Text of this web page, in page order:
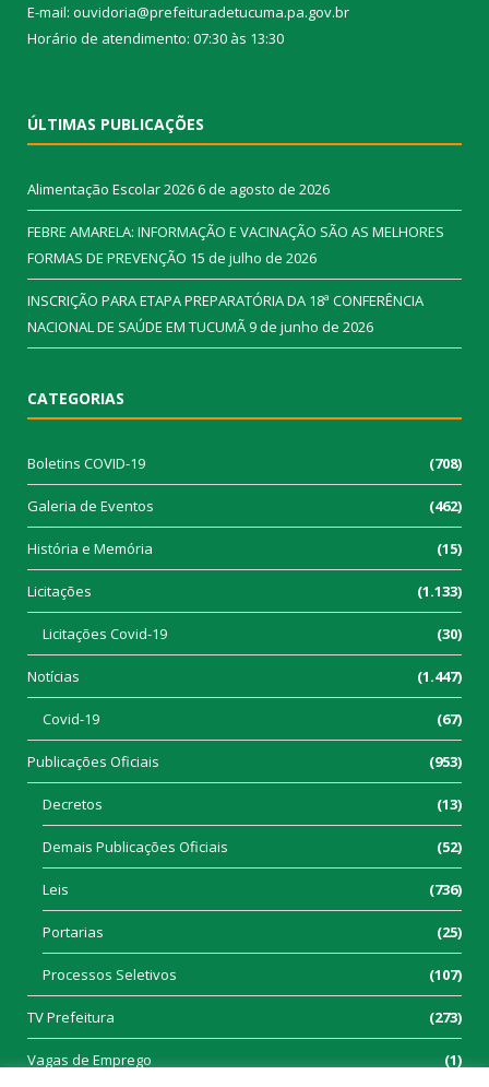
E-mail: ouvidoria@prefeituradetucuma.pa.gov.br
Horário de atendimento: 07:30 às 13:30
ÚLTIMAS PUBLICAÇÕES
Alimentação Escolar 20266 de agosto de 2026
FEBRE AMARELA: INFORMAÇÃO E VACINAÇÃO SÃO AS MELHORES
FORMAS DE PREVENÇÃO 15 de julho de 2026
INSCRIÇÃO PARA ETAPA PREPARATÓRIA DA 18ª CONFERÊNCIA
NACIONAL DE SAÚDE EM TUCUMÃ9 de junho de 2026
CATEGORIAS
Boletins COVID-19 (708)
Galeria de Eventos (462)
História e Memória (15)
Licitações (1.133)
Licitações Covid-19 (30)
Notícias (1.447)
Covid-19 (67)
Publicações Oficiais (953)
Decretos (13)
Demais Publicações Oficiais (52)
Leis (736)
Portarias (25)
Processos Seletivos (107)
TV Prefeitura (273)
Vagas de Emprego (1)